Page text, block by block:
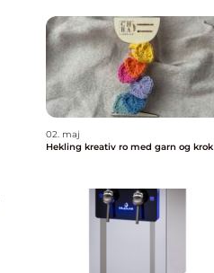
02. maj
Hekling kreativ ro med garn og krok